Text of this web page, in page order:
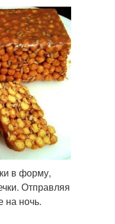
в форму,
Отправляя
на ночь.